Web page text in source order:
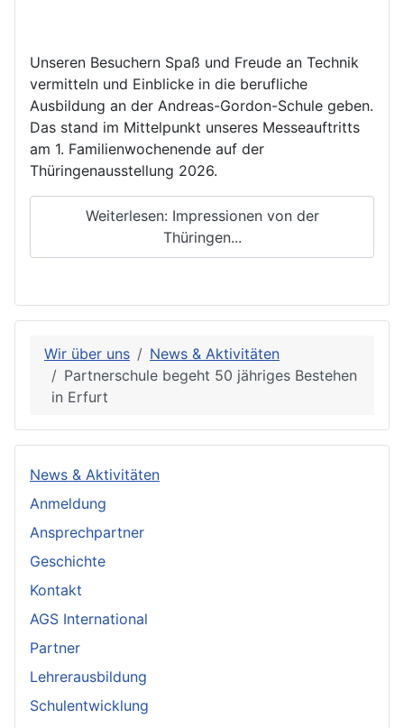
Unseren Besuchern Spaß und Freude an Technik
vermitteln und Einblicke in die berufliche
Ausbildung an der Andreas-Gordon-Schule geben.
Das stand im Mittelpunkt unseres Messeauftritts
am 1. Familienwochenende auf der
Thüringenausstellung 2026.
Weiterlesen: Impressionen von der
Thüringen...
Wir über uns
News & Aktivitäten
Partnerschule begeht 50 jähriges Bestehen
in Erfurt
News & Aktivitäten
Anmeldung
Ansprechpartner
Geschichte
Kontakt
AGS International
Partner
Lehrerausbildung
Schulentwicklung